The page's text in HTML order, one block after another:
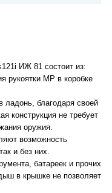
ИЖ 81 состоит из:
рукоятки МР в коробке
ладонь, благодаря своей
конструкция не требует
оружия.
возможность
и без них.
батареек и прочих
в крышке не позволяет